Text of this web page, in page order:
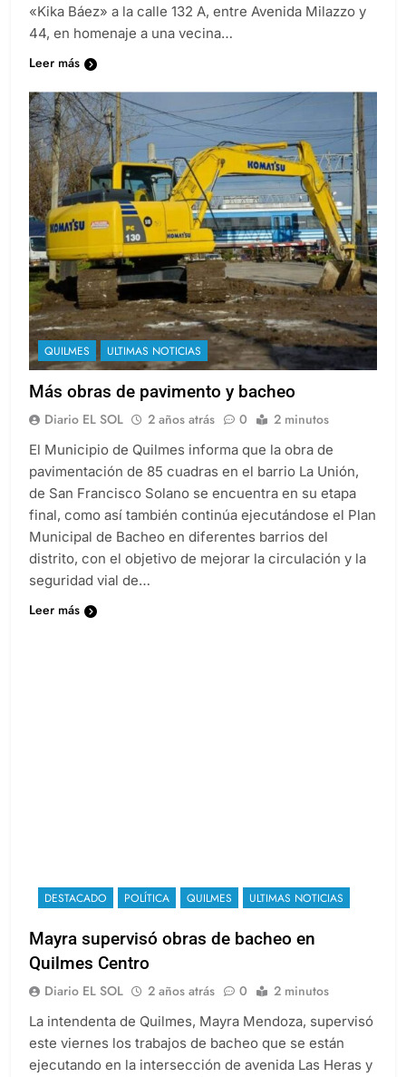
«Kika Báez» a la calle 132 A, entre Avenida Milazzo y
44, en homenaje a una vecina…
Leer más
QUILMES ULTIMAS NOTICIAS
Más obras de pavimento y bacheo
Diario EL SOL 2 años atrás 0 2 minutos
El Municipio de Quilmes informa que la obra de
pavimentación de 85 cuadras en el barrio La Unión,
de San Francisco Solano se encuentra en su etapa
final, como así también continúa ejecutándose el Plan
Municipal de Bacheo en diferentes barrios del
distrito, con el objetivo de mejorar la circulación y la
seguridad vial de…
Leer más
DESTACADO POLÍTICA QUILMES ULTIMAS NOTICIAS
Mayra supervisó obras de bacheo en
Quilmes Centro
Diario EL SOL 2 años atrás 0 2 minutos
La intendenta de Quilmes, Mayra Mendoza, supervisó
este viernes los trabajos de bacheo que se están
ejecutando en la intersección de avenida Las Heras y